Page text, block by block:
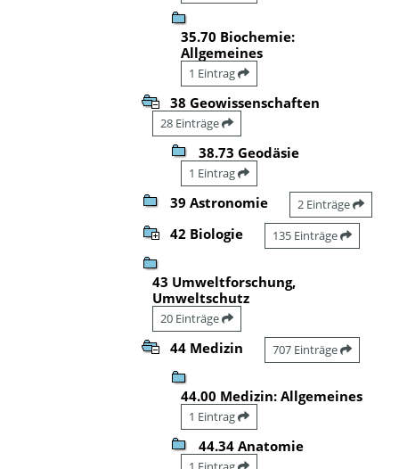
35.70 Biochemie:
Allgemeines
1 Eintrag
38 Geowissenschaften
28 Einträge
38.73 Geodäsie
1 Eintrag
39 Astronomie 2 Einträge
42 Biologie 135 Einträge
43 Umweltforschung,
Umweltschutz
20 Einträge
44 Medizin 707 Einträge
44.00 Medizin: Allgemeines
1 Eintrag
44.34 Anatomie